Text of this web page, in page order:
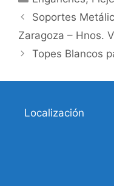
Soportes
Zaragoza – Hnos.
Topes Blancos
Localización